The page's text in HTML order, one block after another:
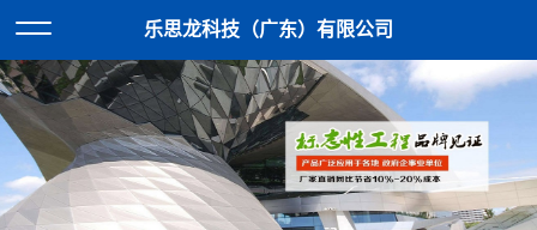
乐思龙科技（广东）有限公司